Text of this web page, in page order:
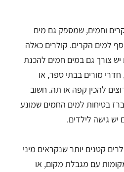
וחמים, שמספק גם מים
למים הקרים. קולרים כאלה
צורך גם במים חמים להכנת
מורים בבתי ספר, או
להכין קפה או תה. חשוב
בטיחות למים החמים שמונע
גישה לילדים.
קטנים יותר שנקראים מיני
עם מגבלת מקום, או